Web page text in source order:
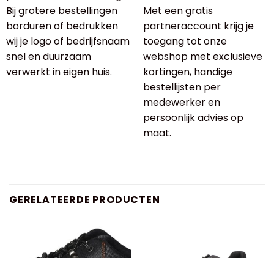
Bij grotere bestellingen
borduren of bedrukken
wij je logo of bedrijfsnaam
snel en duurzaam
verwerkt in eigen huis.
Met een gratis
partneraccount krijg je
toegang tot onze
webshop met exclusieve
kortingen, handige
bestellijsten per
medewerker en
persoonlijk advies op
maat.
GERELATEERDE PRODUCTEN